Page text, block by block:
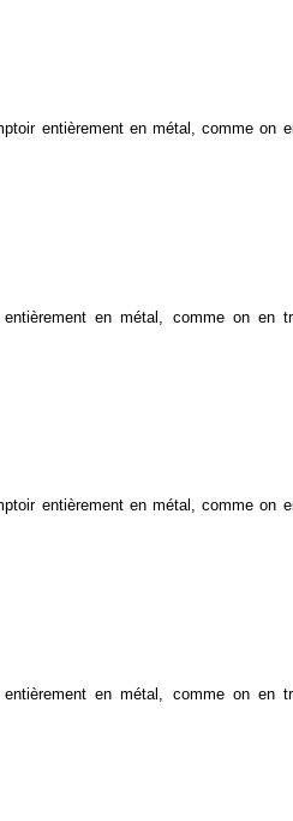
entièrement en métal, comme on
entièrement en métal, comme on
entièrement en métal, comme on
entièrement en métal, comme on